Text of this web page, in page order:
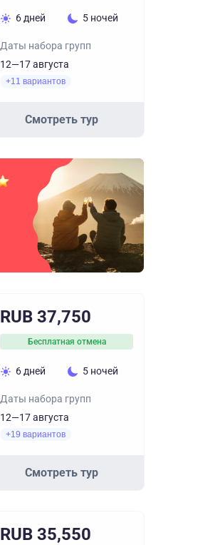
6 дней 5 ночей
Даты набора групп
12—17 августа
+11 вариантов
Смотреть тур
RUB 37,750
Бесплатная отмена
6 дней 5 ночей
Даты набора групп
12—17 августа
+19 вариантов
Смотреть тур
RUB 35,550